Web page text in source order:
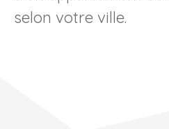
selon votre ville.